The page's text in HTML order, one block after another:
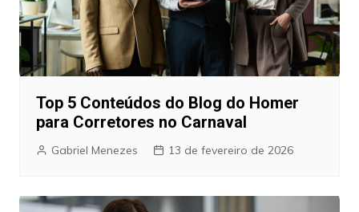
Top 5 Conteúdos do Blog do Homer
para Corretores no Carnaval
Gabriel Menezes 13 de fevereiro de 2026